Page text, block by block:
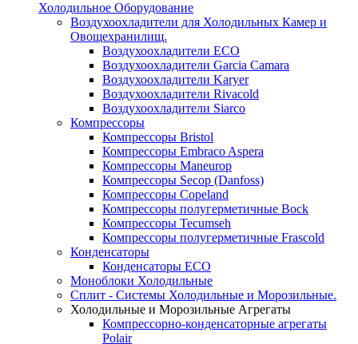
Холодильное Оборудование
Воздухоохладители для Холодильных Камер и
Овощехранилищ.
Воздухоохладители ECO
Воздухоохладители Garcia Camara
Воздухоохладители Karyer
Воздухоохладители Rivacold
Воздухоохладители Siarco
Компрессоры
Компрессоры Bristol
Компрессоры Embraco Aspera
Компрессоры Maneurop
Компрессоры Secop (Danfoss)
Компрессоры Copeland
Компрессоры полугерметичные Bock
Компрессоры Tecumseh
Компрессоры полугерметичные Frascold
Конденсаторы
Конденсаторы ECO
Моноблоки Холодильные
Сплит - Системы Холодильные и Морозильные.
Холодильные и Морозильные Агрегаты
Компрессорно-конденсаторные агрегаты
Polair